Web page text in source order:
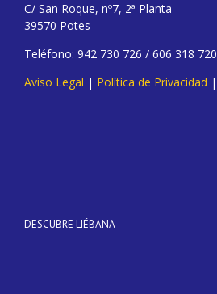
C/ San Roque, nº7, 2ª Planta
39570 Potes
Teléfono: 942 730 726 / 606 318 720
Aviso Legal | Política de Privacidad |
DESCUBRE LIÉBANA